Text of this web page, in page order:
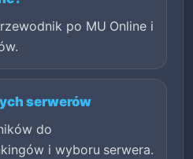
po MU Online i
serwerów
do
i wyboru serwera.